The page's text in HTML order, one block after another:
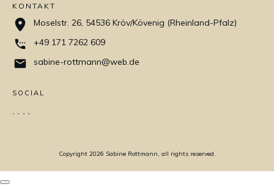
KONTAKT
Moselstr. 26, 54536 Kröv/Kövenig (Rheinland-Pfalz)
+49 171 7262 609
sabine-rottmann@web.de
SOCIAL
Copyright 2026 Sabine Rottmann, all rights reserved.
Dialog